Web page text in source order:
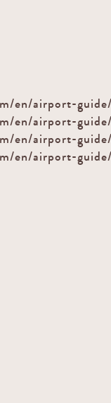
en/airport-
en/airport-
en/airport-
en/airport-